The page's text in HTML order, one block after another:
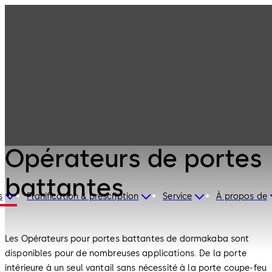
Planification & prescription Service À propos de
Opérateurs de portes
battantes
Les Opérateurs pour portes battantes de dormakaba sont
disponibles pour de nombreuses applications. De la porte
intérieure à un seul vantail sans nécessité à la porte coupe-feu